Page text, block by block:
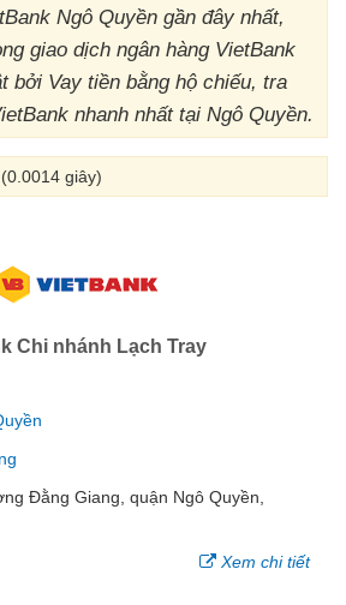
Ngô Quyền gần đây nhất,
giao dịch ngân hàng VietBank
bởi Vay tiền bằng hộ chiếu, tra
nhanh nhất tại Ngô Quyền.
giây)
Chi nhánh Lạch Tray
Đằng Giang, quận Ngô Quyền,
Xem chi tiết